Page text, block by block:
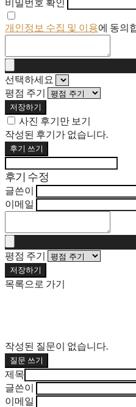
개인정보 수집 및 이용에 동의
선택하세요
평점 주기
저장하기
사진 후기만 보기
작성된 후기가 없습니다.
후기 쓰기
후기 수정
글쓴이
이메일
평점 주기
저장하기
목록으로 가기
작성된 질문이 없습니다.
질문 쓰기
제목
글쓴이
이메일